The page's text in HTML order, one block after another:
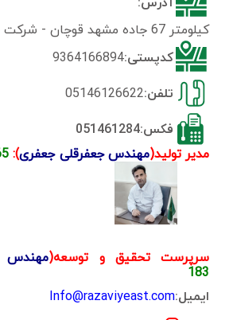
کیلومتر 67 جاده مشهد قوچان - شرکت خمیرمایه رضوی
کدپستی:9364166894
تلفن:05146126622
فکس:051461284
مدیر تولید(مهندس جعفرقلی جعفری):
سرپرست تحقیق و توسعه(مهندس
183
ایمیل:Info@razaviyeast.com